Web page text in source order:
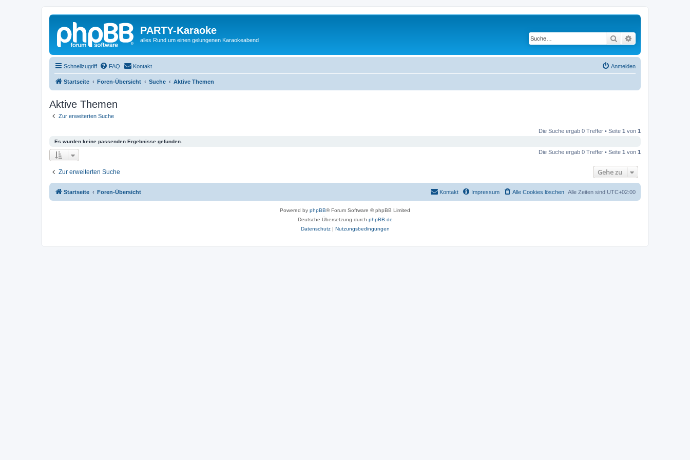
PARTY-Karaoke
alles Rund um einen gelungenen Karaokeabend Suche
Schnellzugriff FAQ Kontakt Anmelden
Startseite Foren-Übersicht Suche Aktive Themen
Aktive Themen
Zur erweiterten Suche
Die Suche ergab 0 Treffer • Seite 1 von 1
Es wurden keine passenden Ergebnisse gefunden.
Die Suche ergab 0 Treffer • Seite 1 von 1
Zur erweiterten Suche Gehe zu
Startseite Foren-Übersicht Alle Zeiten sind UTC+02:00
Alle Cookies löschen
Impressum
Kontakt
Powered by phpBB® Forum Software © phpBB Limited
Deutsche Übersetzung durch phpBB.de
Datenschutz| Nutzungsbedingungen